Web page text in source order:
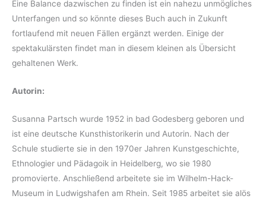
Eine Balance dazwischen zu finden ist ein nahezu unmögliches
Unterfangen und so könnte dieses Buch auch in Zukunft
fortlaufend mit neuen Fällen ergänzt werden. Einige der
spektakulärsten findet man in diesem kleinen als Übersicht
gehaltenen Werk.
Autorin:
Susanna Partsch wurde 1952 in bad Godesberg geboren und
ist eine deutsche Kunsthistorikerin und Autorin. Nach der
Schule studierte sie in den 1970er Jahren Kunstgeschichte,
Ethnologier und Pädagoik in Heidelberg, wo sie 1980
promovierte. Anschließend arbeitete sie im Wilhelm-Hack-
Museum in Ludwigshafen am Rhein. Seit 1985 arbeitet sie alös